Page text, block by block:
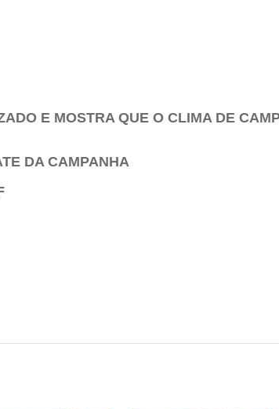
E MOSTRA QUE O CLIMA DE
DA CAMPANHA